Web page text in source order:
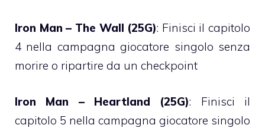
Iron Man – The Wall (25G): Finisci il capitolo
4 nella campagna giocatore singolo senza
morire o ripartire da un checkpoint
Iron Man – Heartland (25G): Finisci il
capitolo 5 nella campagna giocatore singolo